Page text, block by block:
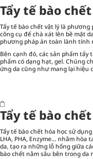
Tẩy tế bào
Tẩy tế bào chết vật lý là phương
công cụ để chà xát lên bề mặt
phương pháp án toàn lành
Bên cạnh đó, các sản phẩm
phẩm có dạng hạt, gel. Chúng
ứng da cũng như mang lại hiệu
Tẩy tế bào
Tẩy tế bào chết hóa học sử
LHA, PHA, Enzyme… nhằm hòa
da, tạo ra những lỗ hổng giữa
bào chết nằm sâu bên trong da